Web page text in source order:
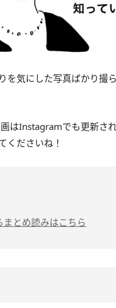
を気にした写真ばかり撮
はInstagramでも更新さ
くださいね！
まとめ読みはこちら